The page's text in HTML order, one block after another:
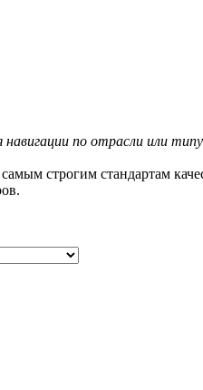
по отрасли или
строгим стандартам